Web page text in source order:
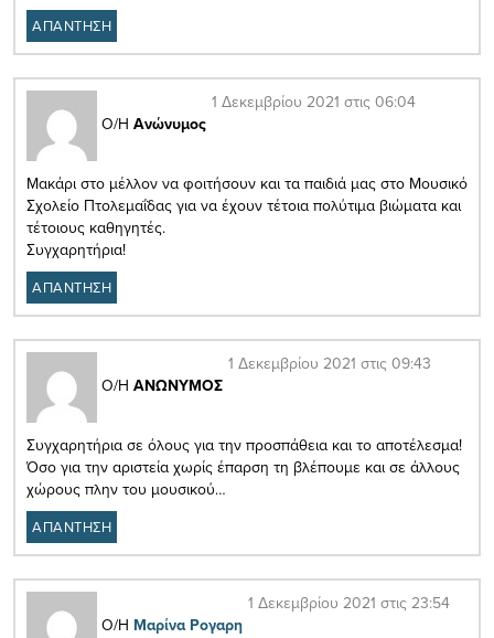
ΑΠΑΝΤΗΣΗ
Ο/Η Ανώνυμος
1 Δεκεμβρίου 2021 στις 06:04
Μακάρι στο μέλλον να φοιτήσουν και τα παιδιά μας στο Μουσικό
Σχολείο Πτολεμαΐδας για να έχουν τέτοια πολύτιμα βιώματα και
τέτοιους καθηγητές.
Συγχαρητήρια!
ΑΠΑΝΤΗΣΗ
Ο/Η ΑΝΩΝΥΜΟΣ
1 Δεκεμβρίου 2021 στις 09:43
Συγχαρητήρια σε όλους για την προσπάθεια και το αποτέλεσμα!
Όσο για την αριστεία χωρίς έπαρση τη βλέπουμε και σε άλλους
χώρους πλην του μουσικού…
ΑΠΑΝΤΗΣΗ
Ο/Η Μαρίνα Ρογαρη
1 Δεκεμβρίου 2021 στις 23:54